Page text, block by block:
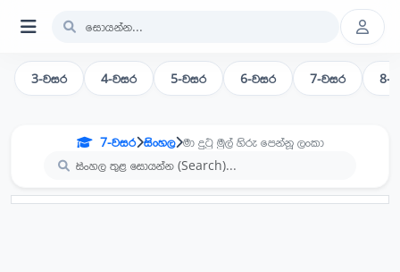
3-වසර 4-වසර 5-වසර 6-වසර 7-වසර 8-
7-වසර සිංහල මා දුටු මුල් හිරු පෙන්නූ ලංකා